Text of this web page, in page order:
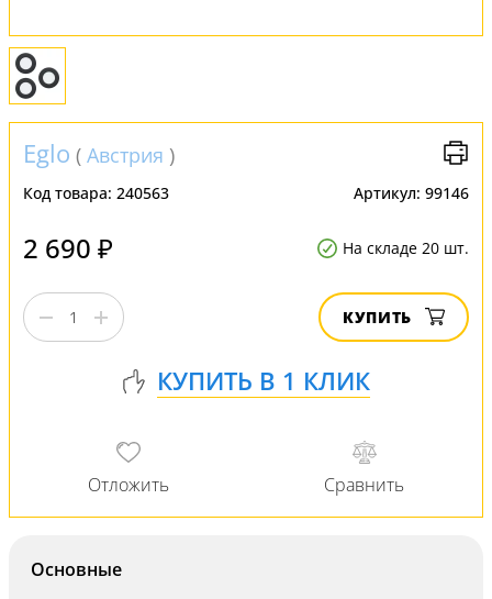
Eglo ( Австрия )
Код товара: 240563 Артикул: 99146
2 690 ₽ На складе 20 шт.
КУПИТЬ
Основные